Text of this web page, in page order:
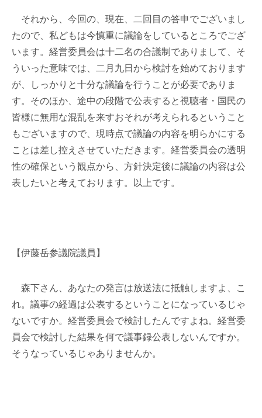
それから、今回の、現在、二回目の答申でございまし
たので、私どもは今慎重に議論をしているところでござ
います。経営委員会は十二名の合議制でありまして、そ
ういった意味では、二月九日から検討を始めております
が、しっかりと十分な議論を行うことが必要でありま
す。そのほか、途中の段階で公表すると視聴者・国民の
皆様に無用な混乱を来すおそれが考えられるということ
もございますので、現時点で議論の内容を明らかにする
ことは差し控えさせていただきます。経営委員会の透明
性の確保という観点から、方針決定後に議論の内容は公
表したいと考えております。以上です。
【伊藤岳参議院議員】
森下さん、あなたの発言は放送法に抵触しますよ、こ
れ。議事の経過は公表するということになっているじゃ
ないですか。経営委員会で検討したんですよね。経営委
員会で検討した結果を何で議事録公表しないんですか。
そうなっているじゃありませんか。